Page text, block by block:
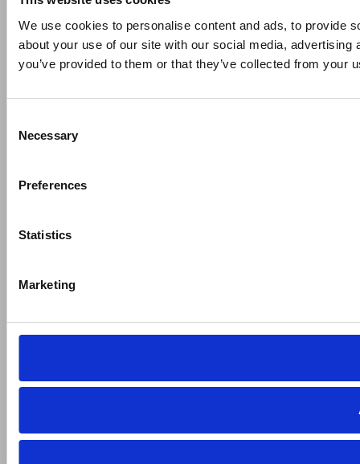
We use cookies to personalise content and ads, to provide
about your use of our site with our social media,
you’ve provided to them or that they’ve collected from your
Selection
Necessary
Preferences
Statistics
Marketing